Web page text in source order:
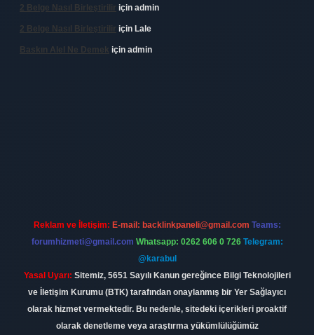
2 Belge Nasıl Birleştirilir için admin
2 Belge Nasıl Birleştirilir için Lale
Baskın Alel Ne Demek için admin
Reklam ve İletişim: E-mail: backlinkpaneli@gmail.com Teams:
forumhizmeti@gmail.com Whatsapp: 0262 606 0 726 Telegram:
@karabul
Yasal Uyarı: Sitemiz, 5651 Sayılı Kanun gereğince Bilgi Teknolojileri
ve İletişim Kurumu (BTK) tarafından onaylanmış bir Yer Sağlayıcı
olarak hizmet vermektedir. Bu nedenle, sitedeki içerikleri proaktif
olarak denetleme veya araştırma yükümlülüğümüz